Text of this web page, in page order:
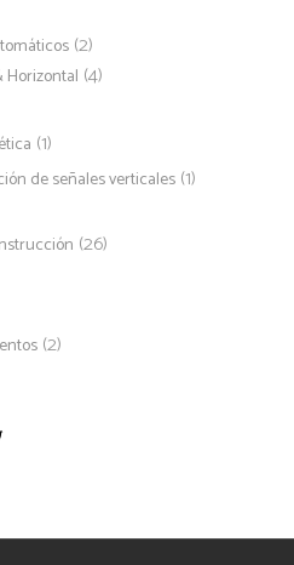
(2)
Horizontal (4)
(1)
de señales verticales (1)
(26)
(2)